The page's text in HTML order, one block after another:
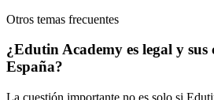
Otros temas frecuentes
¿Edutin Academy es legal y
España?
La cuestión importante no es solo si